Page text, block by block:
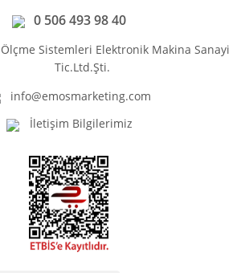
0 506 493 98 40
Sistemleri Elektronik Makina Sanayi
Tic.Ltd.Şti.
info@emosmarketing.com
İletişim Bilgilerimiz